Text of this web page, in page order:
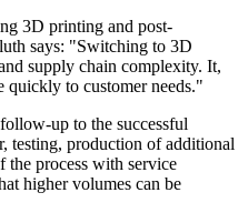
3D printing and post-
says: "Switching to 3D
supply chain complexity. It,
quickly to customer needs."
up to the successful
testing, production of additional
the process with service
higher volumes can be